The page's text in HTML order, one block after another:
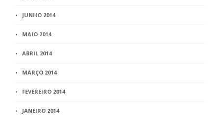
JUNHO 2014
MAIO 2014
ABRIL 2014
MARÇO 2014
FEVEREIRO 2014
JANEIRO 2014